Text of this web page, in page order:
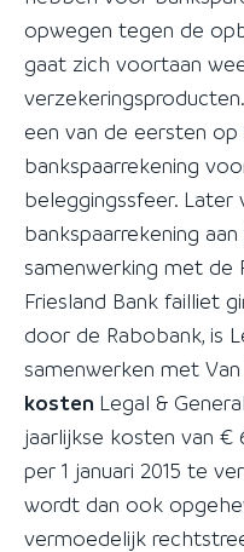
opwegen tegen de
gaat zich voortaan
een van de eersten
bankspaarrekening
beleggingssfeer.
bankspaarrekening
samenwerking met de
Friesland Bank failliet
door de Rabobank, is
samenwerken met
kosten Legal &
jaarlijkse kosten van €
per 1 januari 2015 te
wordt dan ook
vermoedelijk